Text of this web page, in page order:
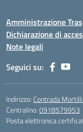
Amministrazione
Dichiarazione di
Note legali
Seguici su:
Indirizzo: Contrada Mortilli
Centralino:0918579953
Posta elettronica